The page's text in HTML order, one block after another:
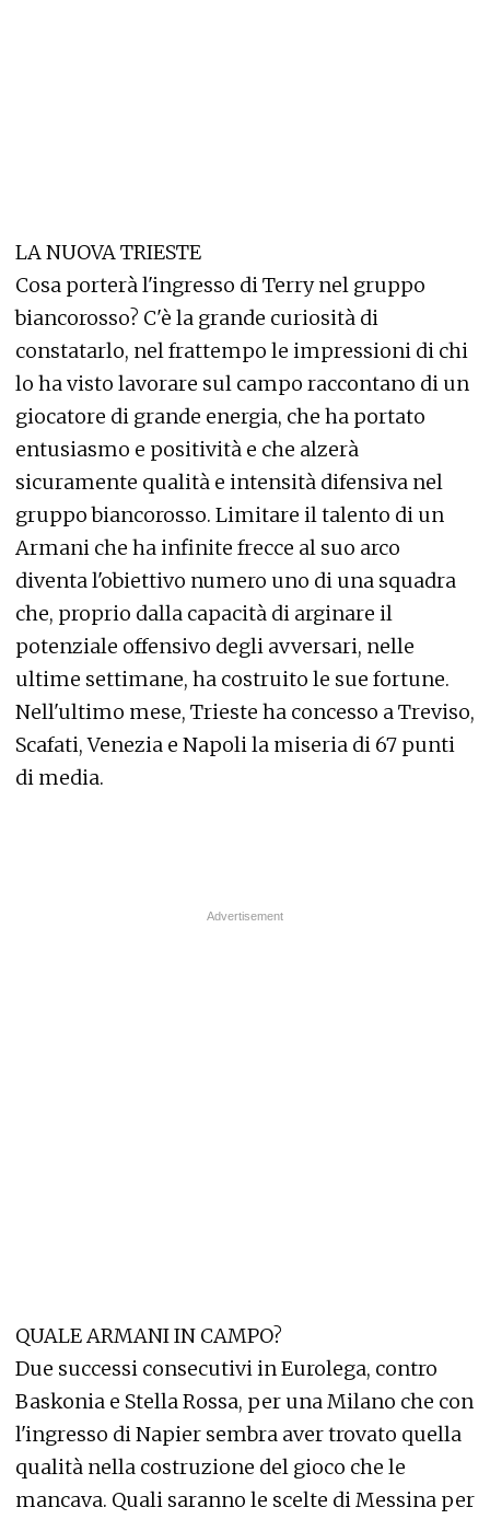
LA NUOVA TRIESTE
Cosa porterà l'ingresso di Terry nel gruppo
biancorosso? C'è la grande curiosità di
constatarlo, nel frattempo le impressioni di chi
lo ha visto lavorare sul campo raccontano di un
giocatore di grande energia, che ha portato
entusiasmo e positività e che alzerà
sicuramente qualità e intensità difensiva nel
gruppo biancorosso. Limitare il talento di un
Armani che ha infinite frecce al suo arco
diventa l'obiettivo numero uno di una squadra
che, proprio dalla capacità di arginare il
potenziale offensivo degli avversari, nelle
ultime settimane, ha costruito le sue fortune.
Nell'ultimo mese, Trieste ha concesso a Treviso,
Scafati, Venezia e Napoli la miseria di 67 punti
di media.
QUALE ARMANI IN CAMPO?
Due successi consecutivi in Eurolega, contro
Baskonia e Stella Rossa, per una Milano che con
l'ingresso di Napier sembra aver trovato quella
qualità nella costruzione del gioco che le
mancava. Quali saranno le scelte di Messina per